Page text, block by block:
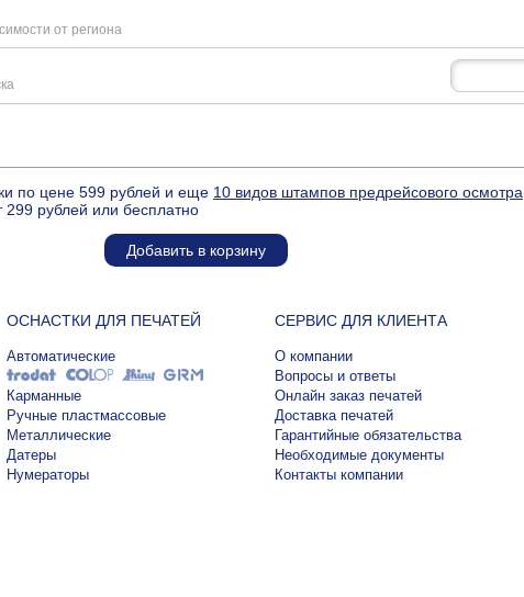
от региона
по цене 599 рублей и еще 10 видов штампов предрейсового осмотра
299 рублей или бесплатно
Добавить в корзину
ОСНАСТКИ ДЛЯ ПЕЧАТЕЙ
Автоматические
Карманные
Ручные пластмассовые
Металлические
Датеры
Нумераторы
СЕРВИС ДЛЯ КЛИЕНТА
О компании
Вопросы и ответы
Онлайн заказ печатей
Доставка печатей
Гарантийные обязательства
Необходимые документы
Контакты компании